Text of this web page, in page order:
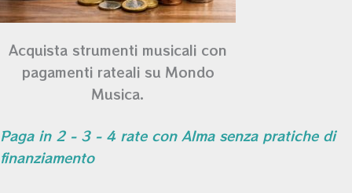
Acquista strumenti musicali con
pagamenti rateali su Mondo
Musica.
Paga in 2 - 3 - 4 rate con Alma senza pratiche di
finanziamento